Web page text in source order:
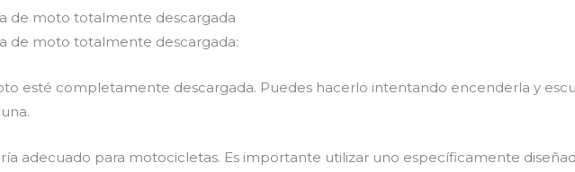
de moto totalmente descargada
de moto totalmente descargada:
esté completamente descargada. Puedes hacerlo intentando encenderla y
adecuado para motocicletas. Es importante utilizar uno específicamente